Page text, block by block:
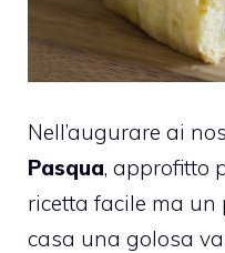
Nell’augurare ai
Pasqua, approfitto
ricetta facile ma un
casa una golosa